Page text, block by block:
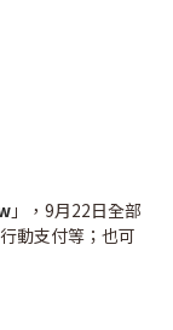
」，9月22日全部
動支付等；也可